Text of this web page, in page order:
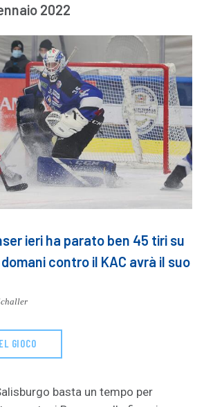
2022
ieri ha parato ben 45 tiri su
contro il KAC avrà il suo
GIOCO
basta un tempo per